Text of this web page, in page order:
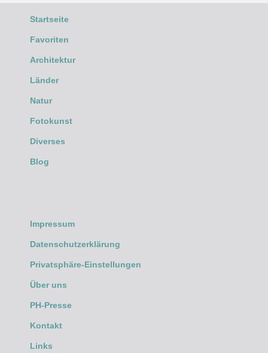
Startseite
Favoriten
Architektur
Länder
Natur
Fotokunst
Diverses
Blog
Impressum
Datenschutzerklärung
Privatsphäre-Einstellungen
Über uns
PH-Presse
Kontakt
Links